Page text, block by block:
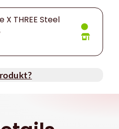
X THREE Steel